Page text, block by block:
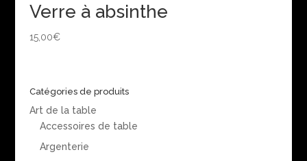
Verre à absinthe
15,00€
Catégories de produits
Art de la table
Accessoires de table
Argenterie